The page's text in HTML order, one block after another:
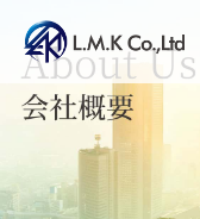
the
content